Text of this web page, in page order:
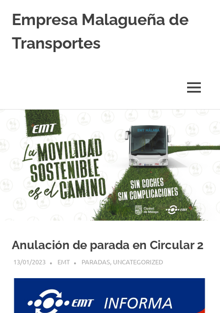
contenido
Empresa Malagueña de
Transportes
MENÚ
Anulación de parada en Circular 2
13/01/2023 EMT PARADAS, UNCATEGORIZED